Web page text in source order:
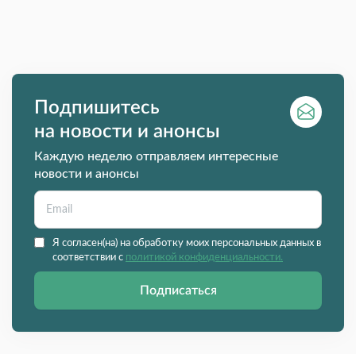
Подпишитесь
на новости и анонсы
Каждую неделю отправляем интересные
новости и анонсы
Я согласен(на) на обработку моих персональных данных в
соответствии с политикой конфиденциальности.
Подписаться